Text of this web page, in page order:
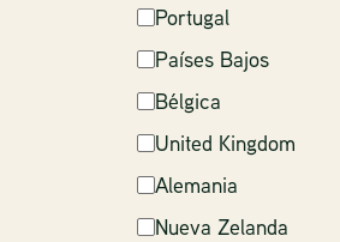
Portugal
Países Bajos
Bélgica
United Kingdom
Alemania
Nueva Zelanda